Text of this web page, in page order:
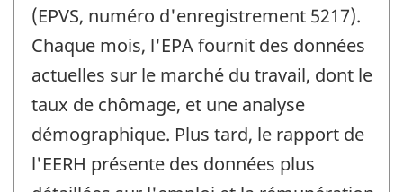
(EPVS, numéro d'enregistrement 5217).
Chaque mois, l'EPA fournit des données
actuelles sur le marché du travail, dont le
taux de chômage, et une analyse
démographique. Plus tard, le rapport de
l'EERH présente des données plus